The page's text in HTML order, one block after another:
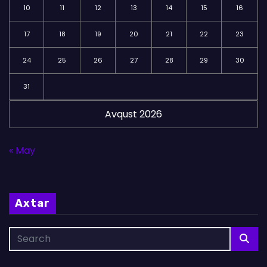
Avqust 2026
10 11 12 13 14 15 16
17 18 19 20 21 22 23
24 25 26 27 28 29 30
31
« May
Axtar